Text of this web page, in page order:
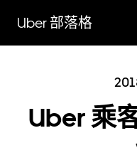
Uber 部落格
Uber 乘